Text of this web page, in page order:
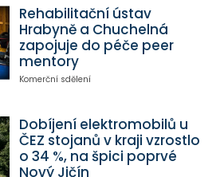
Rehabilitační ústav
Hrabyně a Chuchelná
zapojuje do péče peer
mentory
Komerční sdělení
Dobíjení elektromobilů u
ČEZ stojanů v kraji vzrostlo
o 34 %, na špici poprvé
Nový Jičín